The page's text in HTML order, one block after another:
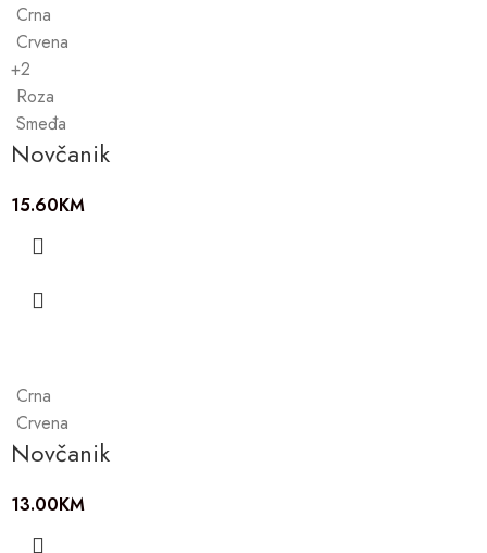
Crna
Crvena
+2
Roza
Smeđa
Novčanik
15.60KM
Crna
Crvena
Novčanik
13.00KM